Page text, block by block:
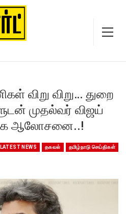
விறு விறு… துறை
முதல்வர் விஜய்
ஆலோசனை..!
LATEST NEWS தகவல் தமிழ்நாடு செய்திகள்